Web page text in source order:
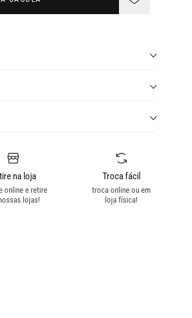
na loja
online e retire
lojas!
Troca fácil
troca online ou em
loja física!